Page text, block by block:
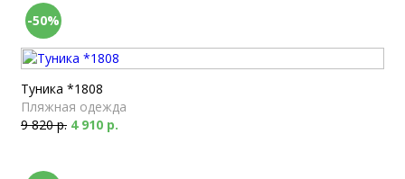
-50%
Туника *1808
Пляжная одежда
9 820 р. 4 910 р.